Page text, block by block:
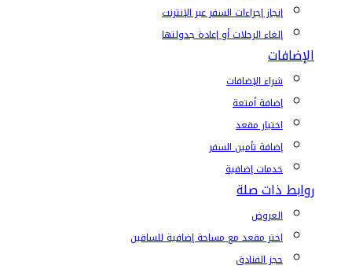
إنجاز إجراءات السفر عبر الإنترنت
إلغاء الرحلات أو إعادة جدولتها
الإضافات
شراء الإضافات
إضافة أمتعة
اختيار مقعد
إضافة تأمين السفر
خدمات إضافية
روابط ذات صلة
العروض
اختر مقعد مع مساحة إضافية للساقين
حجز الفنادق